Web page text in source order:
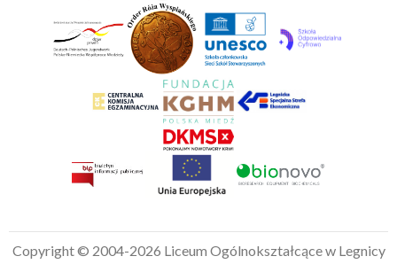
Copyright © 2004-2026 Liceum Ogólnokształcące w Legnicy